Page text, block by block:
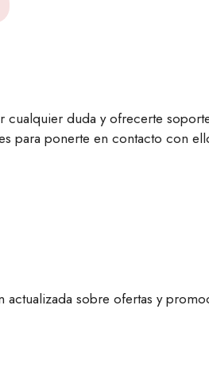
cualquier duda y ofrecerte
para ponerte en contacto con
sobre ofertas y